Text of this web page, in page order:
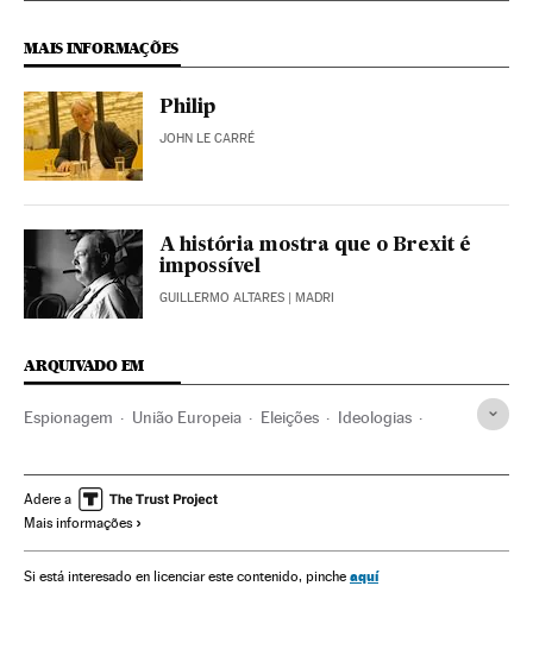
MAIS INFORMAÇÕES
Philip
JOHN LE CARRÉ
A história mostra que o Brexit é
impossível
GUILLERMO ALTARES | MADRI
ARQUIVADO EM
Espionagem União Europeia Eleições Ideologias
Relações exteriores Cultura
John Le Carre
Unión política europea Eleições europeias Reino Unido
Adere a
Mais informações
Si está interesado en licenciar este contenido, pinche aquí